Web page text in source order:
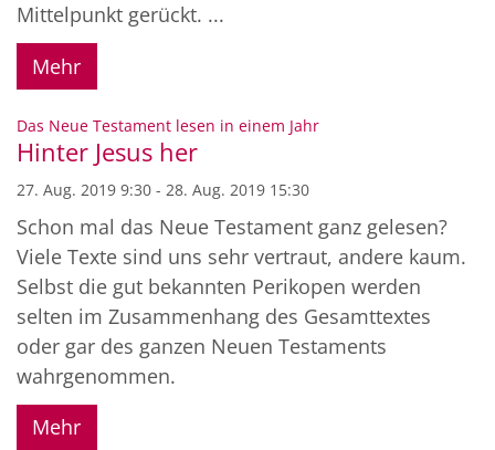
Mittelpunkt gerückt. ...
Mehr
Das Neue Testament lesen in einem Jahr:
Hinter Jesus her
27. Aug. 2019 9:30 - 28. Aug. 2019 15:30
Schon mal das Neue Testament ganz gelesen?
Viele Texte sind uns sehr vertraut, andere kaum.
Selbst die gut bekannten Perikopen werden
selten im Zusammenhang des Gesamttextes
oder gar des ganzen Neuen Testaments
wahrgenommen.
Mehr